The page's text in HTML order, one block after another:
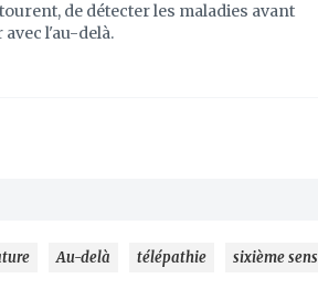
de détecter les maladies avant
l'au-delà.
Au-delà télépathie
sixième sens